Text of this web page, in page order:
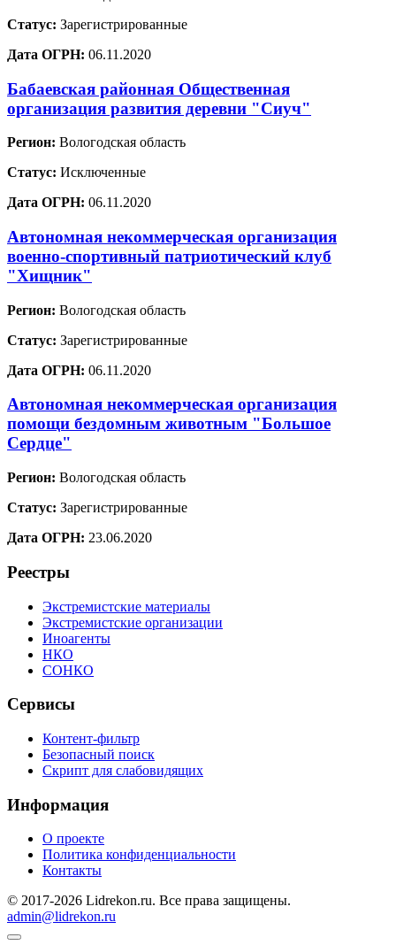
Статус: Зарегистрированные
Дата ОГРН: 06.11.2020
Бабаевская районная Общественная
организация развития деревни "Сиуч"
Регион: Вологодская область
Статус: Исключенные
Дата ОГРН: 06.11.2020
Автономная некоммерческая организация
военно-спортивный патриотический клуб
"Хищник"
Регион: Вологодская область
Статус: Зарегистрированные
Дата ОГРН: 06.11.2020
Автономная некоммерческая организация
помощи бездомным животным "Большое
Сердце"
Регион: Вологодская область
Статус: Зарегистрированные
Дата ОГРН: 23.06.2020
Реестры
Экстремистские материалы
Экстремистские организации
Иноагенты
НКО
СОНКО
Сервисы
Контент-фильтр
Безопасный поиск
Скрипт для слабовидящих
Информация
О проекте
Политика конфиденциальности
Контакты
© 2017-2026 Lidrekon.ru. Все права защищены.
admin@lidrekon.ru